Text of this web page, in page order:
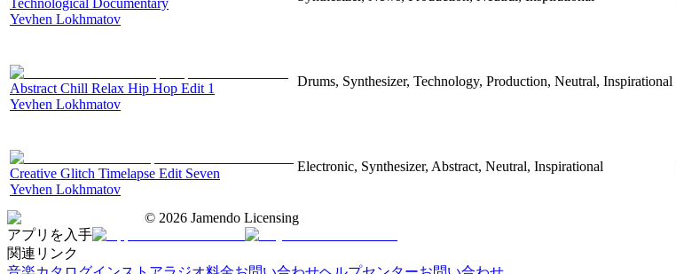
Yevhen Lokhmatov
Abstract Chill Relax Hip Hop Edit 1
Yevhen Lokhmatov
Drums, Synthesizer, Technology, Production, Neutral, Inspirational
Creative Glitch Timelapse Edit Seven
Yevhen Lokhmatov
Electronic, Synthesizer, Abstract, Neutral, Inspirational
© 2026 Jamendo Licensing
アプリを入手
関連リンク